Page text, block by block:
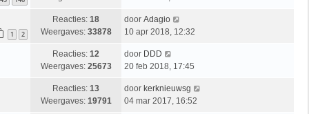
1 2
Reacties: 18
Weergaves: 33878
door Adagio
10 apr 2018, 12:32
Reacties: 12
Weergaves: 25673
door DDD
20 feb 2018, 17:45
Reacties: 13
Weergaves: 19791
door kerknieuwsg
04 mar 2017, 16:52